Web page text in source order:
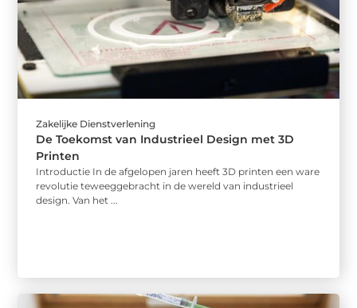
Zakelijke Dienstverlening
De Toekomst van Industrieel Design met 3D
Printen
Introductie In de afgelopen jaren heeft 3D printen een ware
revolutie teweeggebracht in de wereld van industrieel
design. Van het ...